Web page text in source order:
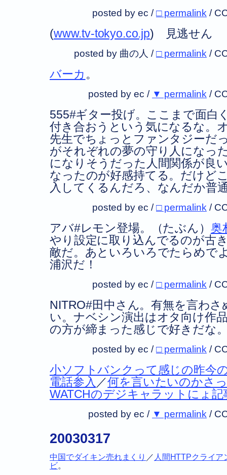
posted by ec /□ permalink /
(www.tv-tokyo.co.jp) 見逃せん
posted by 曲の人 /□ permalink /
バーカ 。
posted by ec / ▼ permalink /
555#ギター投げ。ここまで面白
付き合おうという気になるな。
先生でちょっとファンタジーだ
がそれぞれの夢の守り人になっ
になりそうだった人間関係が良
なったのが好感持てる。だけど
入してくるんだろ、なんだか普
posted by ec /□ permalink /
アバ#レモン登場。（たぶん） 奥
やり設定に取り込んでるのが古
敵だ。あといろいろでたらめで
浦沢だ！
posted by ec /□ permalink /
NITRO#田中さん。有無を言わ
い。ナベシン演出はオタ向け作
の方が締まった感じで好きだな
posted by ec /□ permalink /
小ソフトバンクって感じの昨今
電話参入 ／何を言いたいのかさ
WATCHのデジキャラットにょ記
posted by ec / ▼ permalink /
20030317
中国でダイキン売れまくり ／ 人間HTTPクライア
ビ。